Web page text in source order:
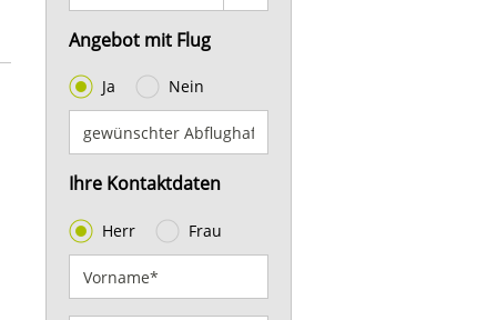
Angebot mit Flug
Ja Nein
Ihre Kontaktdaten
Herr Frau